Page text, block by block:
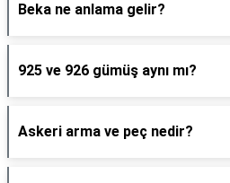
Beka ne anlama gelir?
925 ve 926 gümüş aynı mı?
Askeri arma ve peç nedir?